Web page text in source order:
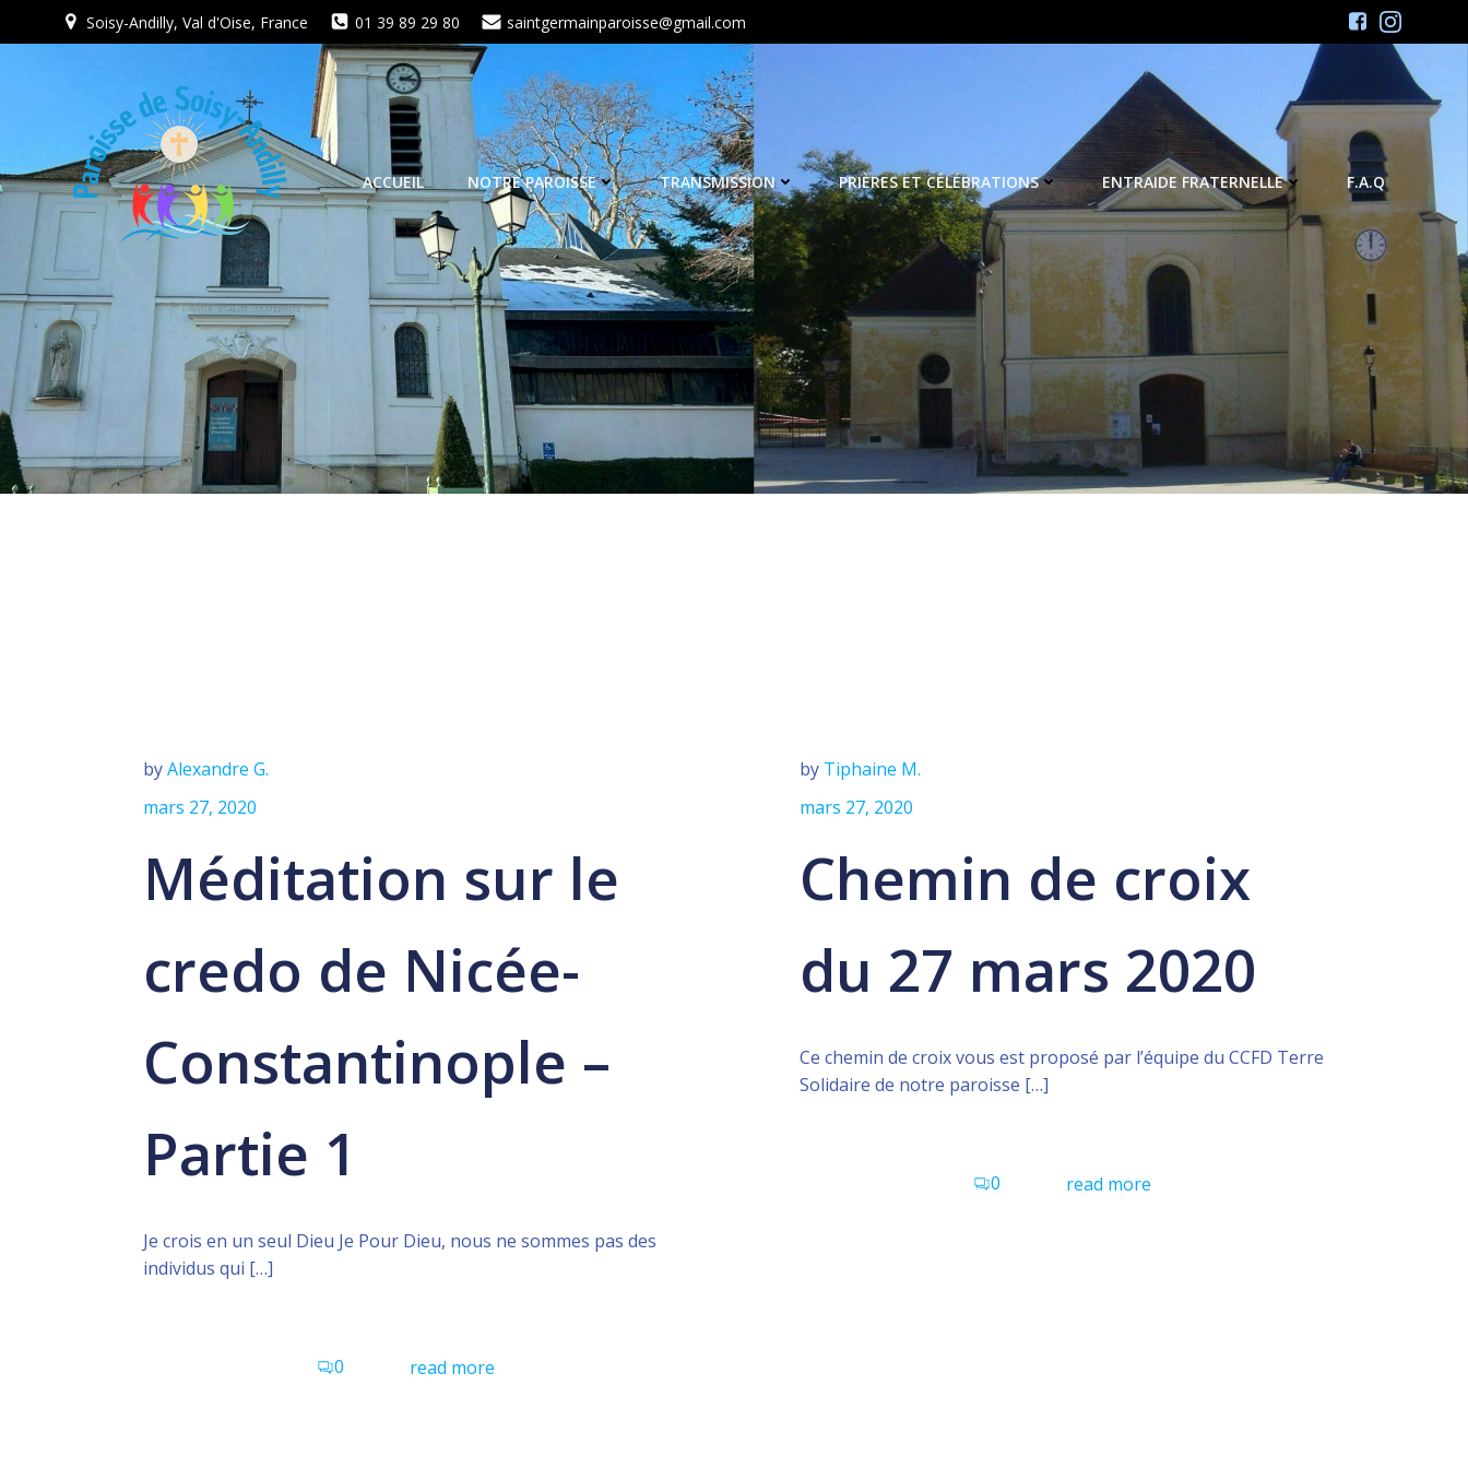
au
Soisy-Andilly, Val d'Oise, France 01 39 89 29 80 saintgermainparoisse@gmail.com
ACCUEIL NOTRE PAROISSE TRANSMISSION PRIÈRES ET CÉLÉBRATIONS ENTRAIDE FRATERNELLE F.A.Q
byAlexandre G.
mars 27, 2020
Méditation sur le
credo de Nicée-
Constantinople –
Partie 1
Je crois en un seul Dieu Je Pour Dieu, nous ne sommes pas des
individus qui […]
0 read more
by Tiphaine M.
mars 27, 2020
Chemin de croix
du 27 mars 2020
Ce chemin de croix vous est proposé par l’équipe du CCFD Terre
Solidaire de notre paroisse […]
0 read more